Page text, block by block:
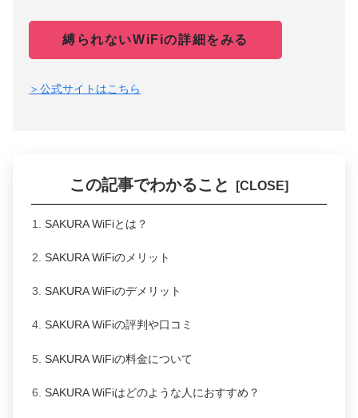
縛られないWiFiの詳細をみる
＞公式サイトはこちら
この記事でわかること
SAKURA WiFiとは？
SAKURA WiFiのメリット
SAKURA WiFiのデメリット
SAKURA WiFiの評判や口コミ
SAKURA WiFiの料金について
SAKURA WiFiはどのような人におすすめ？